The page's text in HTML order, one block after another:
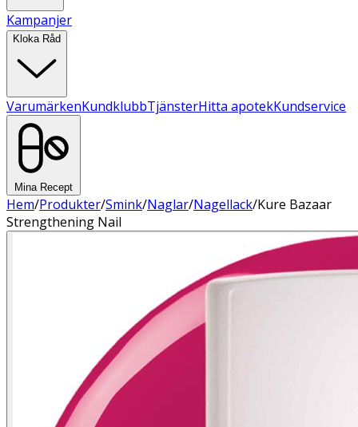
Kampanjer
Kloka Råd
VarumärkenKundklubbTjänsterHitta apotekKundservice
Mina Recept
Hem/Produkter/Smink/Naglar/Nagellack/Kure Bazaar
Strengthening Nail